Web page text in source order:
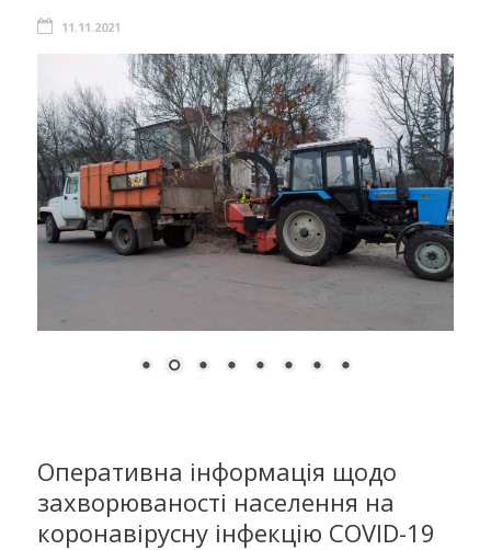
11.11.2021
Оперативна інформація щодо
захворюваності населення на
коронавірусну інфекцію COVID-19